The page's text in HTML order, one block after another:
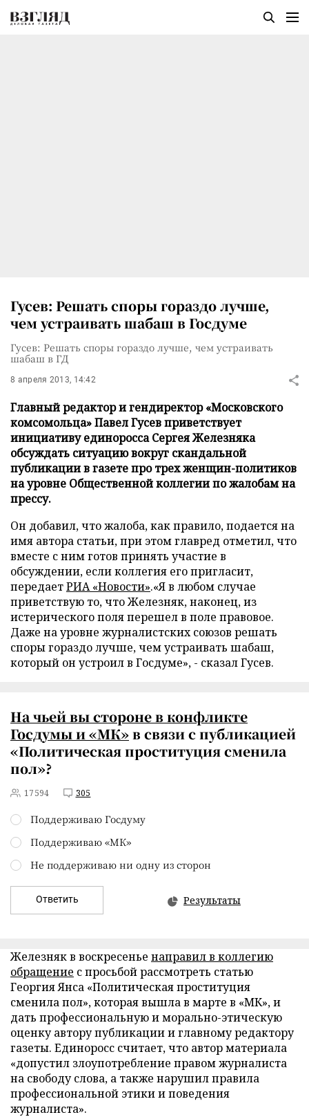
Гусев: Решать споры гораздо лучше,
чем устраивать шабаш в Госдуме
Гусев: Решать споры гораздо лучше, чем устраивать
шабаш в ГД
8 апреля 2013, 14:42
Главный редактор и гендиректор «Московского
комсомольца» Павел Гусев приветствует
инициативу единоросса Сергея Железняка
обсуждать ситуацию вокруг скандальной
публикации в газете про трех женщин-политиков
на уровне Общественной коллегии по жалобам на
прессу.
Он добавил, что жалоба, как правило, подается на
имя автора статьи, при этом главред отметил, что
вместе с ним готов принять участие в
обсуждении, если коллегия его пригласит,
передаетРИА «Новости».«Я в любом случае
приветствую то, что Железняк, наконец, из
истерического поля перешел в поле правовое.
Даже на уровне журналистских союзов решать
споры гораздо лучше, чем устраивать шабаш,
который он устроил в Госдуме», - сказал Гусев.
На чьей вы стороне в конфликте
Госдумы и «МК»в связи с публикацией
«Политическая проституция сменила
пол»?
17594 305
Поддерживаю Госдуму
Поддерживаю «МК»
Не поддерживаю ни одну из сторон
Ответить Результаты
Железняк в воскресенье направил в коллегию
обращение с просьбой рассмотреть статью
Георгия Янса «Политическая проституция
сменила пол», которая вышла в марте в «МК», и
дать профессиональную и морально-этическую
оценку автору публикации и главному редактору
газеты. Единоросс считает, что автор материала
«допустил злоупотребление правом журналиста
на свободу слова, а также нарушил правила
профессиональной этики и поведения
журналиста».